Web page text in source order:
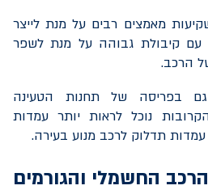
מאמצים רבים על מנת לייצר
עם קיבולת גבוהה על מנת לשפר
הרכב.
בפריסה של תחנות הטעינה
נוכל לראות יותר עמדות
תדלוק לרכב מנוע בעירה.
החשמלי והגורמים